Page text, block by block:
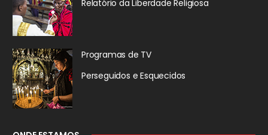
Relatório da Liberdade Religiosa
Programas de TV
Perseguidos e Esquecidos